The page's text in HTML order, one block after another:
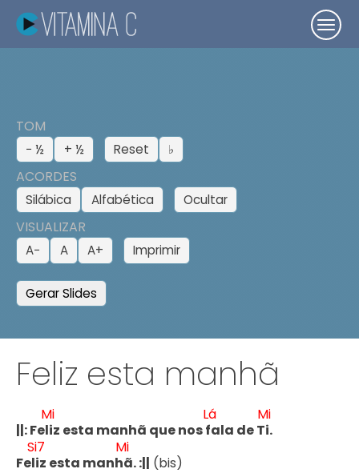
TOM
− ½ + ½ Reset ♭
ACORDES
Silábica Alfabética Ocultar
VISUALIZAR
A− A A+ Imprimir
Gerar Slides
Feliz esta manhã
||: Fel
Mi
iz esta manhã que nos f
Lá
ala de T
Mi
i.
Fel
Si7
iz esta manh
Mi
ã. :|| (bis)